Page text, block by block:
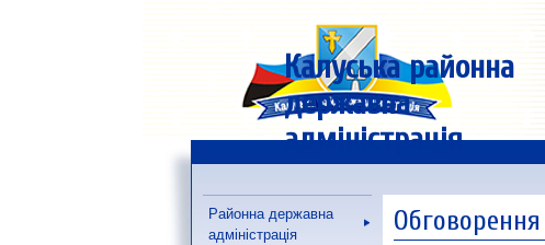
Калуська районна
державна
адміністрація
Районна державна
адміністрація